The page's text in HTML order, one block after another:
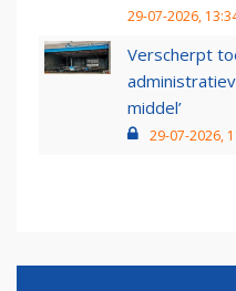
29-07-2026,
Verscherpt
middel’
29-07-2026,